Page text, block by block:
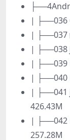
| ├──036
| ├──037
| ├──038
| ├──039
| ├──040
| ├──041
426.43M
| ├──042
257.28M